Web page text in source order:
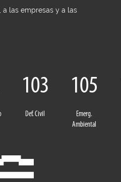
a las empresas y a las
103
Def. Civil
105
Emerg.
Ambiental